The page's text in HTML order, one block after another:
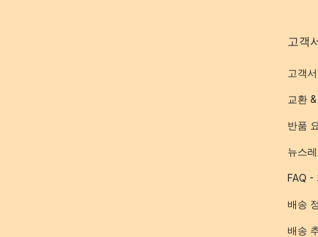
고객
고객
교환
반품
뉴스
FAQ -
배송
배송